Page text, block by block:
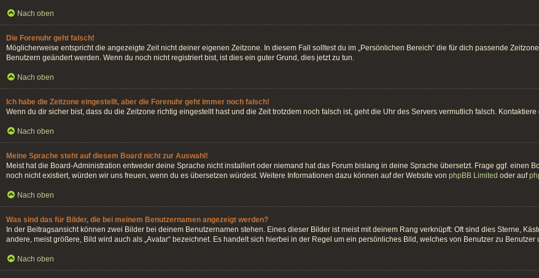
Nach oben
Die Forenuhr geht falsch!
Möglicherweise entspricht die angezeigte Zeit nicht deiner eigenen Zeitzone. In diesem Fall solltest du im „Persönlichen Bereich“ die für dich passende
Benutzern geändert werden. Wenn du noch nicht registriert bist, ist dies ein guter Grund, dies jetzt zu tun.
Nach oben
Ich habe die Zeitzone eingestellt, aber die Forenuhr geht immer noch falsch!
Wenn du dir sicher bist, dass du die Zeitzone richtig eingestellt hast und die Zeit trotzdem noch falsch ist, geht die Uhr des Servers vermutlich falsch.
Nach oben
Meine Sprache steht auf diesem Board nicht zur Auswahl!
Meist hat die Board-Administration entweder deine Sprache nicht installiert oder niemand hat das Forum bislang in deine Sprache übersetzt. Frage ggf. einen
noch nicht existiert, würden wir uns freuen, wenn du es übersetzen würdest. Weitere Informationen dazu können auf der Website von phpBB Limited oder auf
Nach oben
Was sind das für Bilder, die bei meinem Benutzernamen angezeigt werden?
In der Beitragsansicht können zwei Bilder bei deinem Benutzernamen stehen. Eines dieser Bilder ist meist mit deinem Rang verknüpft: Oft sind dies Sterne,
andere, meist größere, Bild wird auch als „Avatar“ bezeichnet. Es handelt sich hierbei in der Regel um ein persönliches Bild, welches von Benutzer zu Benutzer
Nach oben